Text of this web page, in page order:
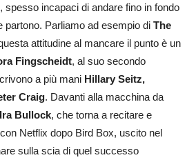
spesso incapaci di andare fino in fondo
partono. Parliamo ad esempio di The
attitudine al mancare il punto è un
Fingscheidt, al suo secondo
a più mani Hillary Seitz,
Craig. Davanti alla macchina da
Bullock, che torna a recitare e
Netflix dopo Bird Box, uscito nel
sulla scia di quel successo